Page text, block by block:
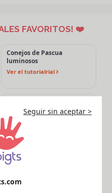
FAVORITOS! ❤️
Conejos de Pascua
luminosos
Ver el tutorialrial
personalizados para el día
de los padres
Ver el tutorialrial
Vitral corazón para el día de
la madre
Seguir sin aceptar >